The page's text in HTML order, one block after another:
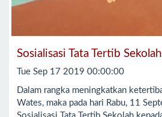
Sosialisasi Tata Tertib Sekolah
Tue Sep 17 2019 00:00:00
Dalam rangka meningkatkan
Wates, maka pada hari Rabu, 11
Sosialisasi Tata Tertib Sekolah